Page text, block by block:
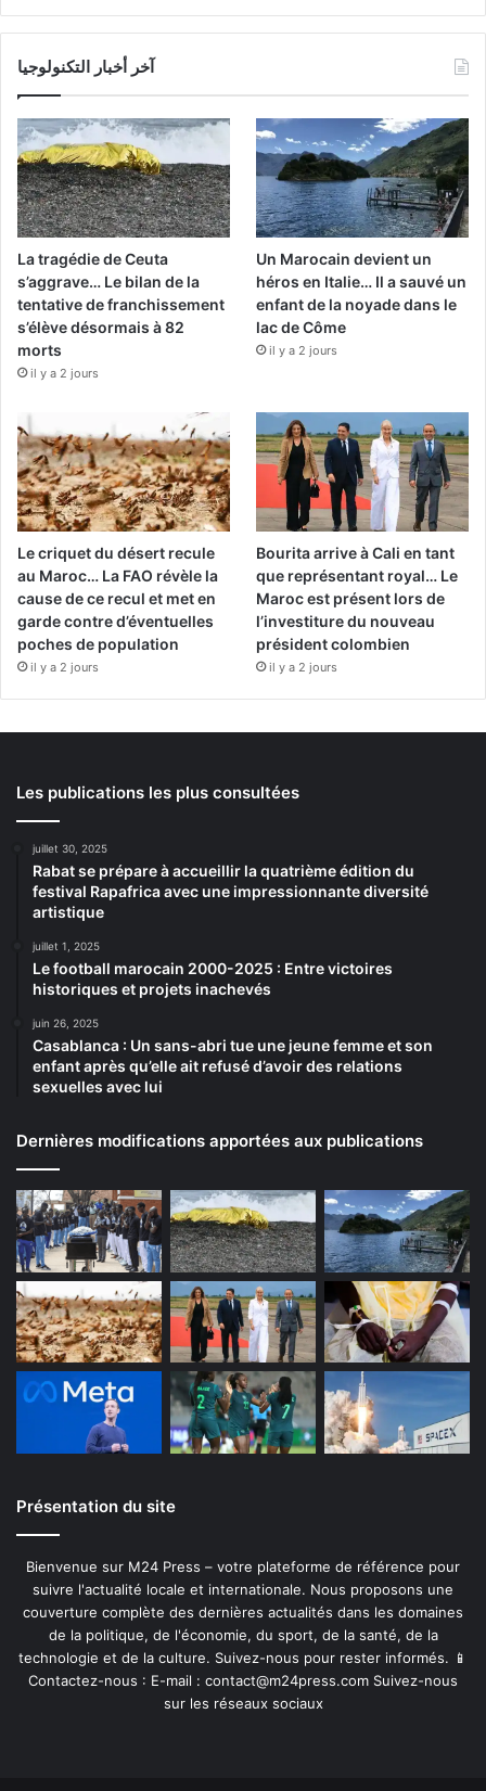
آخر أخبار التكنولوجيا
La tragédie de Ceuta
s’aggrave… Le bilan de la
tentative de franchissement
s’élève désormais à 82
morts
il y a 2 jours
Un Marocain devient un
héros en Italie… Il a sauvé un
enfant de la noyade dans le
lac de Côme
il y a 2 jours
Le criquet du désert recule
au Maroc… La FAO révèle la
cause de ce recul et met en
garde contre d’éventuelles
poches de population
il y a 2 jours
Bourita arrive à Cali en tant
que représentant royal… Le
Maroc est présent lors de
l’investiture du nouveau
président colombien
il y a 2 jours
Les publications les plus consultées
juillet 30, 2025
Rabat se prépare à accueillir la quatrième édition du
festival Rapafrica avec une impressionnante diversité
artistique
juillet 1, 2025
Le football marocain 2000-2025 : Entre victoires
historiques et projets inachevés
juin 26, 2025
Casablanca : Un sans-abri tue une jeune femme et son
enfant après qu’elle ait refusé d’avoir des relations
sexuelles avec lui
Dernières modifications apportées aux publications
Présentation du site
Bienvenue sur M24 Press – votre plateforme de référence pour
suivre l'actualité locale et internationale. Nous proposons une
couverture complète des dernières actualités dans les domaines
de la politique, de l'économie, du sport, de la santé, de la
technologie et de la culture. Suivez-nous pour rester informés. 📱
Contactez-nous : E-mail : contact@m24press.com Suivez-nous
sur les réseaux sociaux